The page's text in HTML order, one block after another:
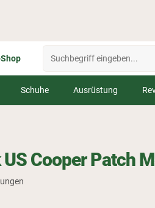
Schuhe Ausrüstung
Cooper Patch